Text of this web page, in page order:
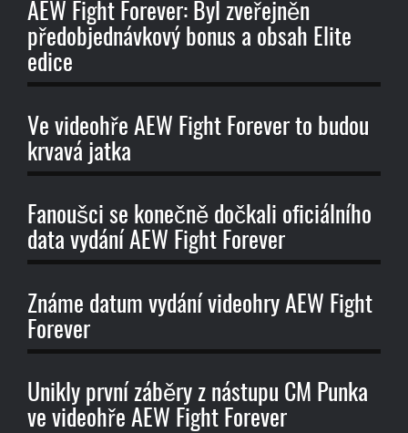
AEW Fight Forever: Byl zveřejněn
předobjednávkový bonus a obsah Elite
edice
Ve videohře AEW Fight Forever to budou
krvavá jatka
Fanoušci se konečně dočkali oficiálního
data vydání AEW Fight Forever
Známe datum vydání videohry AEW Fight
Forever
Unikly první záběry z nástupu CM Punka
ve videohře AEW Fight Forever